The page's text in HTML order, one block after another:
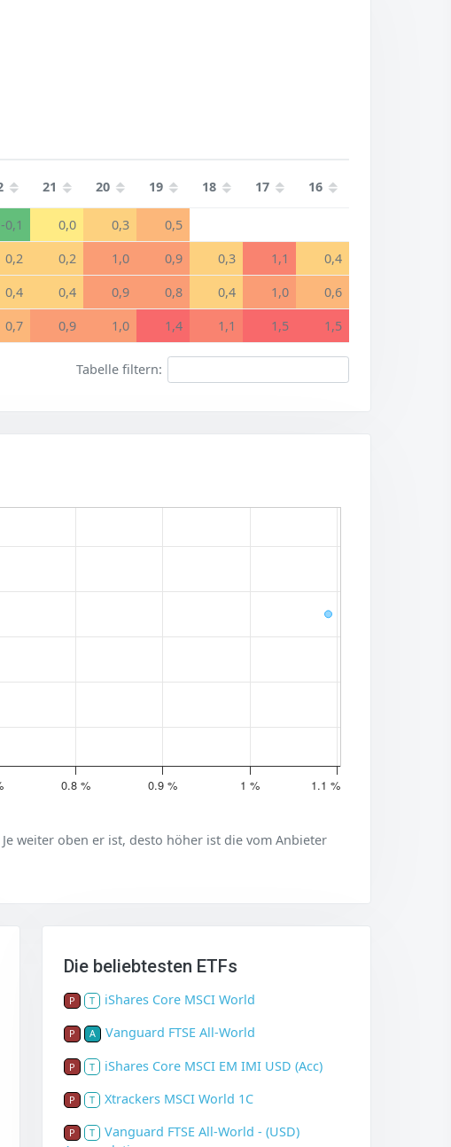
21 20 19 18 17 16
-0,1 0,0 0,3 0,5
0,2 0,2 1,0 0,9 0,3 1,1 0,4
0,4 0,4 0,9 0,8 0,4 1,0 0,6
0,7 0,9 1,0 1,4 1,1 1,5 1,5
Tabelle filtern:
0.8 % 0.9 % 1 % 1.1 %
weiter oben er ist, desto höher ist die vom Anbieter
Die beliebtesten ETFs
P T iShares Core MSCI World
P A Vanguard FTSE All-World
P T iShares Core MSCI EM IMI USD (Acc)
P T Xtrackers MSCI World 1C
P T
Vanguard FTSE All-World - (USD)